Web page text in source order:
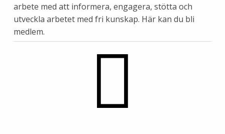
arbete med att informera, engagera, stötta och
utveckla arbetet med fri kunskap. Här kan du bli
medlem.